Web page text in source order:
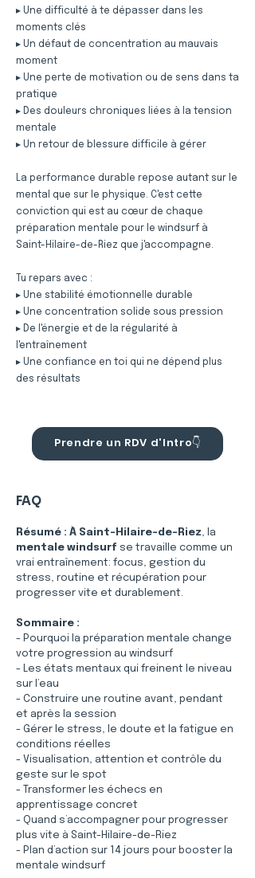
▸ Une difficulté à te dépasser dans les
moments clés
▸ Un défaut de concentration au mauvais
moment
▸ Une perte de motivation ou de sens dans ta
pratique
▸ Des douleurs chroniques liées à la tension
mentale
▸ Un retour de blessure difficile à gérer
La performance durable repose autant sur le
mental que sur le physique. C'est cette
conviction qui est au cœur de chaque
préparation mentale pour le windsurf à
Saint-Hilaire-de-Riez que j'accompagne.
Tu repars avec :
▸ Une stabilité émotionnelle durable
▸ Une concentration solide sous pression
▸ De l'énergie et de la régularité à
l'entraînement
▸ Une confiance en toi qui ne dépend plus
des résultats
Prendre un RDV d'Intro👇
FAQ
Résumé : À Saint-Hilaire-de-Riez, la
mentale windsurf se travaille comme un
vrai entraînement: focus, gestion du
stress, routine et récupération pour
progresser vite et durablement.
Sommaire :
- Pourquoi la préparation mentale change
votre progression au windsurf
- Les états mentaux qui freinent le niveau
sur l’eau
- Construire une routine avant, pendant
et après la session
- Gérer le stress, le doute et la fatigue en
conditions réelles
- Visualisation, attention et contrôle du
geste sur le spot
- Transformer les échecs en
apprentissage concret
- Quand s’accompagner pour progresser
plus vite à Saint-Hilaire-de-Riez
- Plan d’action sur 14 jours pour booster la
mentale windsurf